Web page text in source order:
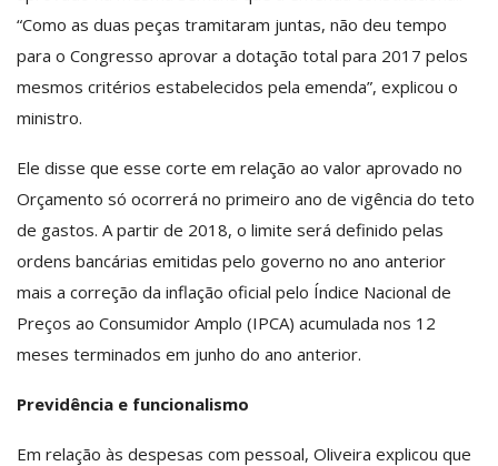
“Como as duas peças tramitaram juntas, não deu tempo
para o Congresso aprovar a dotação total para 2017 pelos
mesmos critérios estabelecidos pela emenda”, explicou o
ministro.
Ele disse que esse corte em relação ao valor aprovado no
Orçamento só ocorrerá no primeiro ano de vigência do teto
de gastos. A partir de 2018, o limite será definido pelas
ordens bancárias emitidas pelo governo no ano anterior
mais a correção da inflação oficial pelo Índice Nacional de
Preços ao Consumidor Amplo (IPCA) acumulada nos 12
meses terminados em junho do ano anterior.
Previdência e funcionalismo
Em relação às despesas com pessoal, Oliveira explicou que